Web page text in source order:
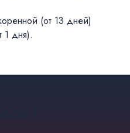
(от 13 дней)
1 дня).